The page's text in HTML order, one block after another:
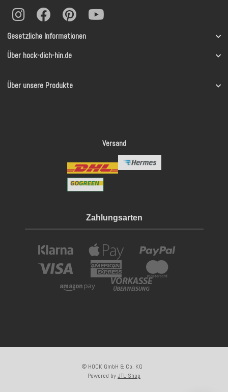
Gesetzliche Informationen
Über hock-dich-hin.de
Über unsere Produkte
Versand
Zahlungsarten
© HOCK GmbH & Co. KG
Powered byJTL-Shop